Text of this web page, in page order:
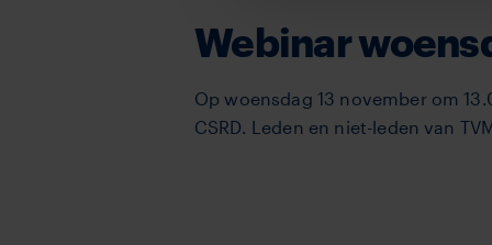
Webinar
Op woensdag 13 november om
CSRD. Leden en niet-leden van